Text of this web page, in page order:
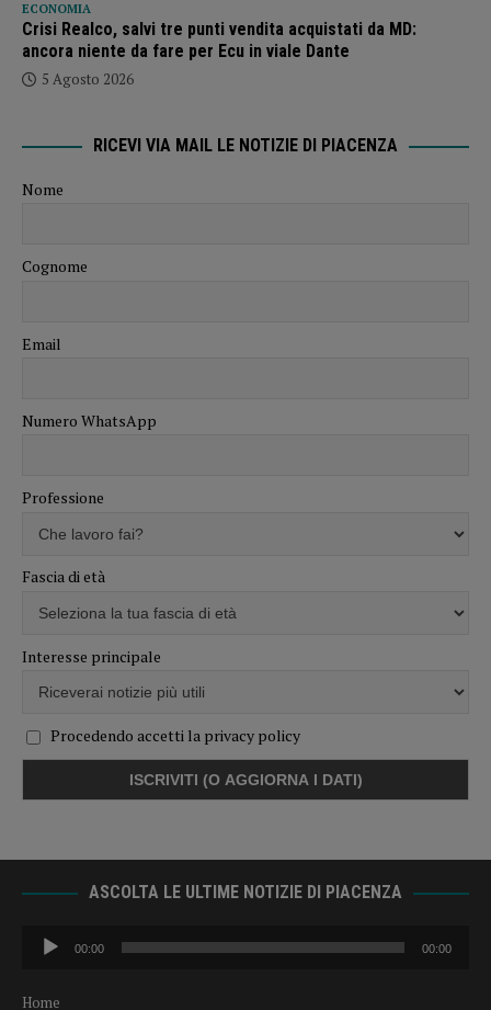
ECONOMIA
Crisi Realco, salvi tre punti vendita acquistati da MD:
ancora niente da fare per Ecu in viale Dante
5 Agosto 2026
RICEVI VIA MAIL LE NOTIZIE DI PIACENZA
Nome
Cognome
Email
Numero WhatsApp
Professione
Fascia di età
Interesse principale
Procedendo accetti la privacy policy
ASCOLTA LE ULTIME NOTIZIE DI PIACENZA
Audio
Player
00:00 00:00
Home